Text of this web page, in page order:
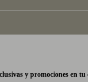
y promociones en tu